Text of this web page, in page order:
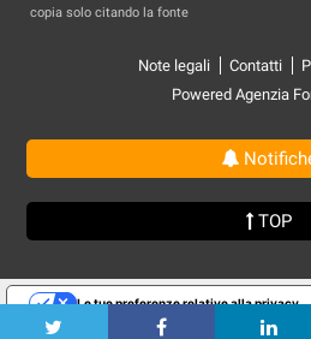
copia solo citando la fonte
Note legali Contatti
Powered Agenzia
TOP
Informativa sulla raccolta
Le tue preferenze relative alla privacy